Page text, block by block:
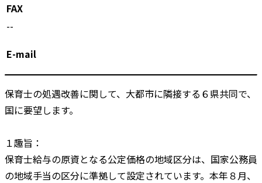
FAX
--
E-mail
保育士の処遇改善に関して、大都市に隣接する６県共同で、
国に要望します。
１趣旨：
保育士給与の原資となる公定価格の地域区分は、国家公務員
の地域手当の区分に準拠して設定されています。本年８月、